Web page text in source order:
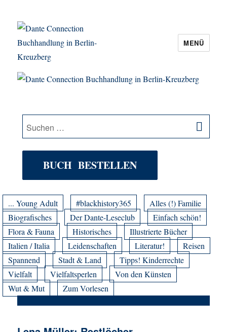
Dante Connection Buchhandlung in
MENÜ
Suche
nach:
BUCH BESTELLEN
... Young Adult #blackhistory365
Alles (!) Familie
Biografisches
Der Dante-Leseclub
Einfach schön!
Flora & Fauna
Historisches
Illustrierte Bücher
Italien / Italia
Leidenschaften Literatur!
Reisen
Spannend
Stadt & Land
Tipps! Kinderrechte
Vielfalt
Vielfaltsperlen
Von den Künsten
Wut & Mut
Zum Vorlesen